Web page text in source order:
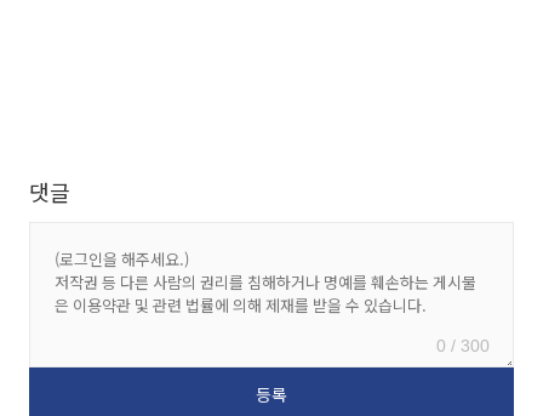
댓글
0 / 300